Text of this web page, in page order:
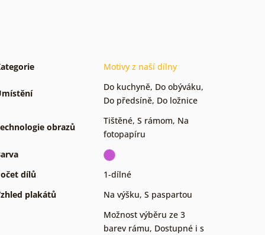
Motivy z naší dílny
Do kuchyně, Do obýváku,
Do předsíně, Do ložnice
obrazů
Tištěné, S rámom, Na
fotopapíru
dílů
1-dílné
plakátů
Na výšku, S paspartou
Možnost výběru ze 3
barev rámu, Dostupné i s